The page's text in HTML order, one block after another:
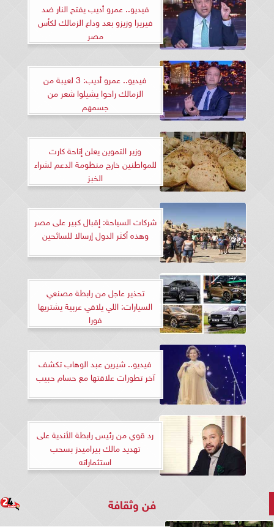
فيديو.. عمرو أديب يفتح النار ضد
فيريرا وزيزو بعد وداع الزمالك لكأس
مصر
فيديو.. عمرو أديب: 3 لعيبة من
الزمالك راحوا يشيلوا شعر من
جسمهم
وزير التموين يعلن إتاحة كارت
للمواطنين خارج منظومة الدعم لشراء
الخبز
شركات السياحة: إقبال كبير على مصر
وهذه أكثر الدول إرسالا للسائحين
تحذير عاجل من رابطة مصنعي
السيارات: اللي يلاقي عربية يشتريها
فورا
فيديو.. شيرين عبد الوهاب تكشف
آخر تطورات علاقتها مع حسام حبيب
رد قوي من رئيس رابطة الأندية على
تهديد مالك بيراميدز بسحب
استثماراته
فن وثقافة